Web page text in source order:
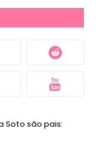
Soto são pais: